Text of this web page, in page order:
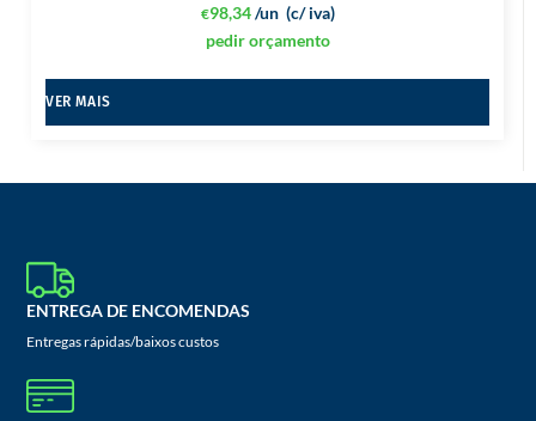
€98,34 (c/ iva)
/un
pedir orçamento
VER MAIS
ENTREGA DE ENCOMENDAS
Entregas rápidas/baixos custos